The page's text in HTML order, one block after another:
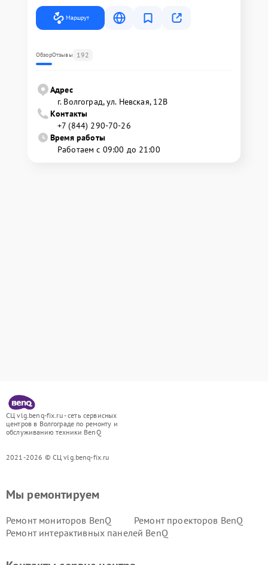
Маршрут
ОбзорОтзывы 192
Адрес
г. Волгоград, ул. Невская, 12В
Контакты
+7 (844) 290-70-26
Время работы
Работаем с 09:00 до 21:00
СЦ vlg.benq-fix.ru - сеть сервисных
центров в Волгограде по ремонту и
обслуживанию техники BenQ
2021-2026 © СЦ vlg.benq-fix.ru
Мы ремонтируем
Ремонт мониторов BenQ
Ремонт проекторов BenQ
Ремонт интерактивных панелей BenQ